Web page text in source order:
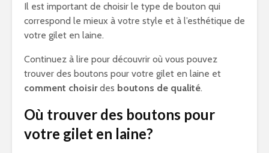
Il est important de choisir le type de bouton qui
correspond le mieux à votre style et à l’esthétique de
votre gilet en laine.
Continuez à lire pour découvrir où vous pouvez
trouver des boutons pour votre gilet en laine et
comment choisirdes boutons de qualité.
Où trouver des boutons pour
votre gilet en laine?